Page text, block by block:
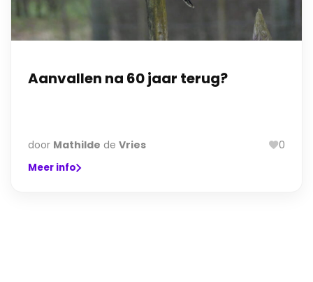
Aanvallen na 60 jaar terug?
door Mathilde de Vries 0
Meer info